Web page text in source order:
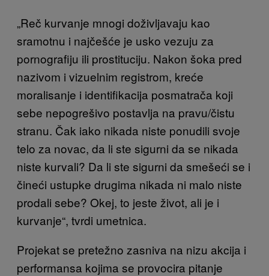
„Reč kurvanje mnogi doživljavaju kao
sramotnu i najčešće je usko vezuju za
pornografiju ili prostituciju. Nakon šoka pred
nazivom i vizuelnim registrom, kreće
moralisanje i identifikacija posmatrača koji
sebe nepogrešivo postavlja na pravu/čistu
stranu. Čak iako nikada niste ponudili svoje
telo za novac, da li ste sigurni da se nikada
niste kurvali? Da li ste sigurni da smešeći se i
čineći ustupke drugima nikada ni malo niste
prodali sebe? Okej, to jeste život, ali je i
kurvanje“, tvrdi umetnica.
Projekat se pretežno zasniva na nizu akcija i
performansa kojima se provocira pitanje